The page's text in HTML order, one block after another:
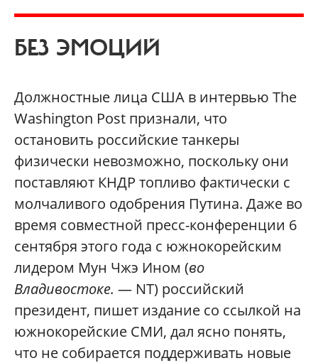
БЕЗ ЭМОЦИЙ
Должностные лица США в интервью The
Washington Post признали, что
остановить российские танкеры
физически невозможно, поскольку они
поставляют КНДР топливо фактически с
молчаливого одобрения Путина. Даже во
время совместной пресс-конференции 6
сентября этого года с южнокорейским
лидером Мун Чжэ Ином (во
Владивостоке. — NT) российский
президент, пишет издание со ссылкой на
южнокорейские СМИ, дал ясно понять,
что не собирается поддерживать новые